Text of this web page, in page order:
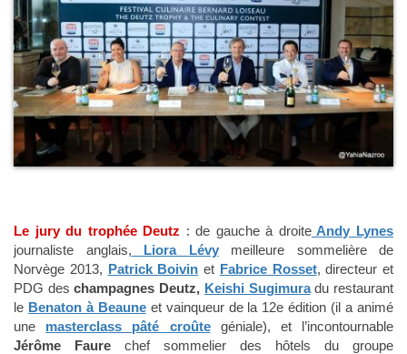
Le jury du trophée Deutz : de gauche à droiteAndy Lynes
journaliste anglais, Liora Lévymeilleure sommelière de
Norvège 2013, Patrick Boivin et Fabrice Rosset, directeur et
PDG deschampagnes Deutz, Keishi Sugimuradu restaurant
le Benaton à Beauneet vainqueur de la 12e édition (il a animé
une masterclass pâté croûtegéniale), et l’incontournable
Jérôme Faure chef sommelier des hôtels du groupe